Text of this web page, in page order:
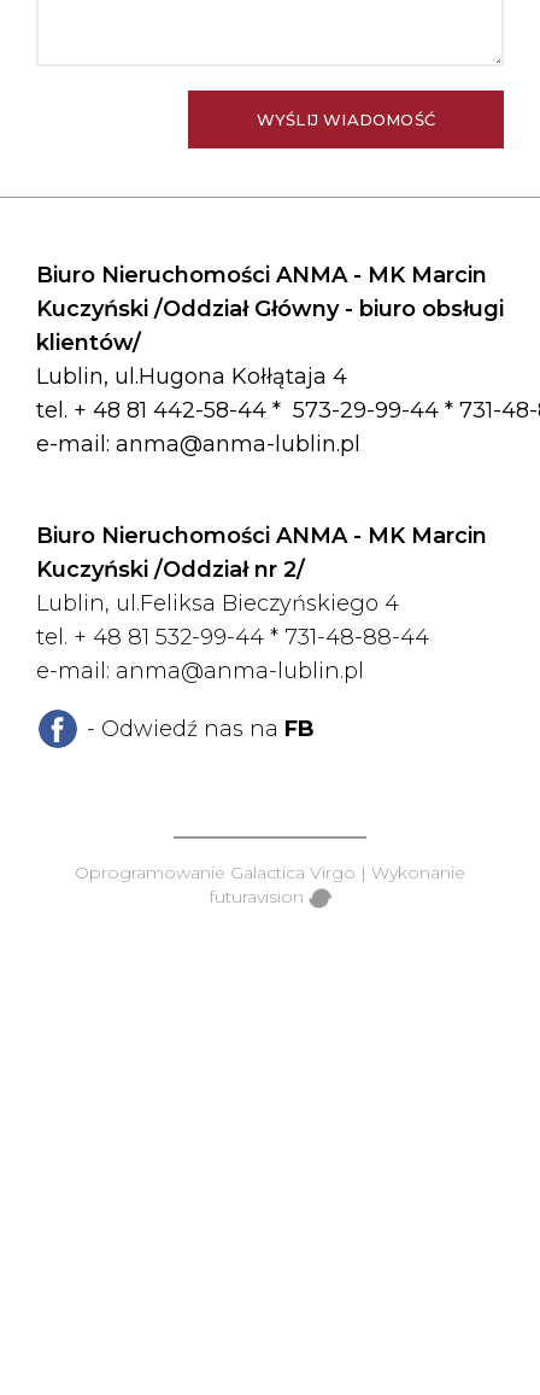
Biuro Nieruchomości ANMA - MK Marcin
Kuczyński /Oddział Główny - biuro obsługi
klientów/
Lublin, ul.Hugona Kołłątaja 4
tel. + 48 81 442-58-44 * 573-29-99-44 * 731-
e-mail: anma@anma-lublin.pl
Biuro Nieruchomości ANMA - MK Marcin
Kuczyński /Oddział nr 2/
Lublin, ul.Feliksa Bieczyńskiego 4
tel. + 48 81 532-99-44 * 731-48-88-44
e-mail: anma@anma-lublin.pl
- Odwiedź nas na FB
Oprogramowanie Galactica Virgo | Wykonanie
futuravision